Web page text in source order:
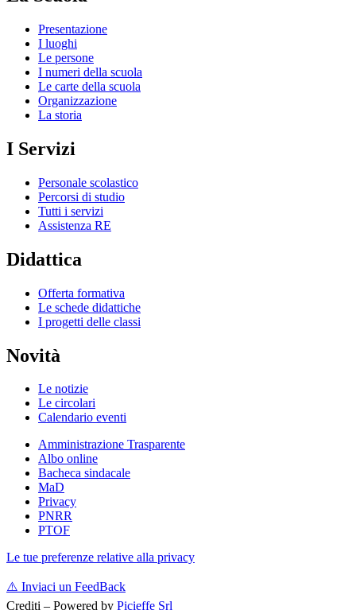
Presentazione
I luoghi
Le persone
I numeri della scuola
Le carte della scuola
Organizzazione
La storia
I Servizi
Personale scolastico
Percorsi di studio
Tutti i servizi
Assistenza RE
Didattica
Offerta formativa
Le schede didattiche
I progetti delle classi
Novità
Le notizie
Le circolari
Calendario eventi
Amministrazione Trasparente
Albo online
Bacheca sindacale
MaD
Privacy
PNRR
PTOF
Le tue preferenze relative alla privacy
⚠️ Inviaci un FeedBack
Crediti – Powered by Picieffe Srl